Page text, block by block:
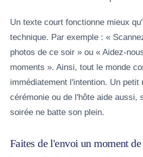
Un texte court fonctionne mieux
technique. Par exemple : «
photos de ce soir » ou « Aidez-
moments ». Ainsi, tout le monde
immédiatement l'intention. Un petit
cérémonie ou de l'hôte aide aussi,
soirée ne batte son plein.
Faites de l'envoi un moment